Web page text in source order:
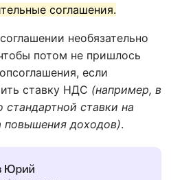
соглашения.
необязательно
потом не пришлось
если
ставку НДС (например, в
стандартной ставки на
повышения доходов).